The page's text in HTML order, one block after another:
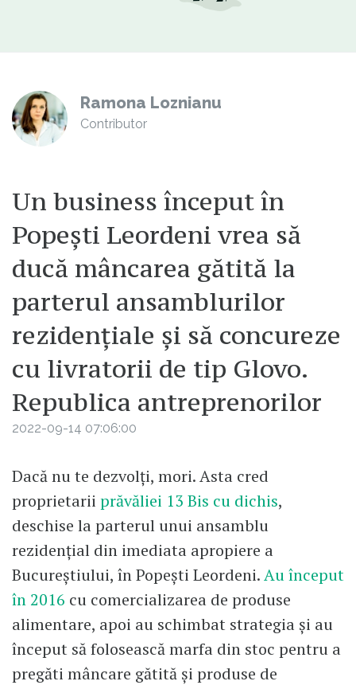
Ramona Loznianu
Contributor
Un business început în
Popești Leordeni vrea să
ducă mâncarea gătită la
parterul ansamblurilor
rezidențiale și să concureze
cu livratorii de tip Glovo.
Republica antreprenorilor
2022-09-14 07:06:00
Dacă nu te dezvolți, mori. Asta cred
proprietarii prăvăliei 13 Bis cu dichis,
deschise la parterul unui ansamblu
rezidențial din imediata apropiere a
Bucureștiului, în Popești Leordeni.Au început
în 2016 cu comercializarea de produse
alimentare, apoi au schimbat strategia și au
început să folosească marfa din stoc pentru a
pregăti mâncare gătită și produse de